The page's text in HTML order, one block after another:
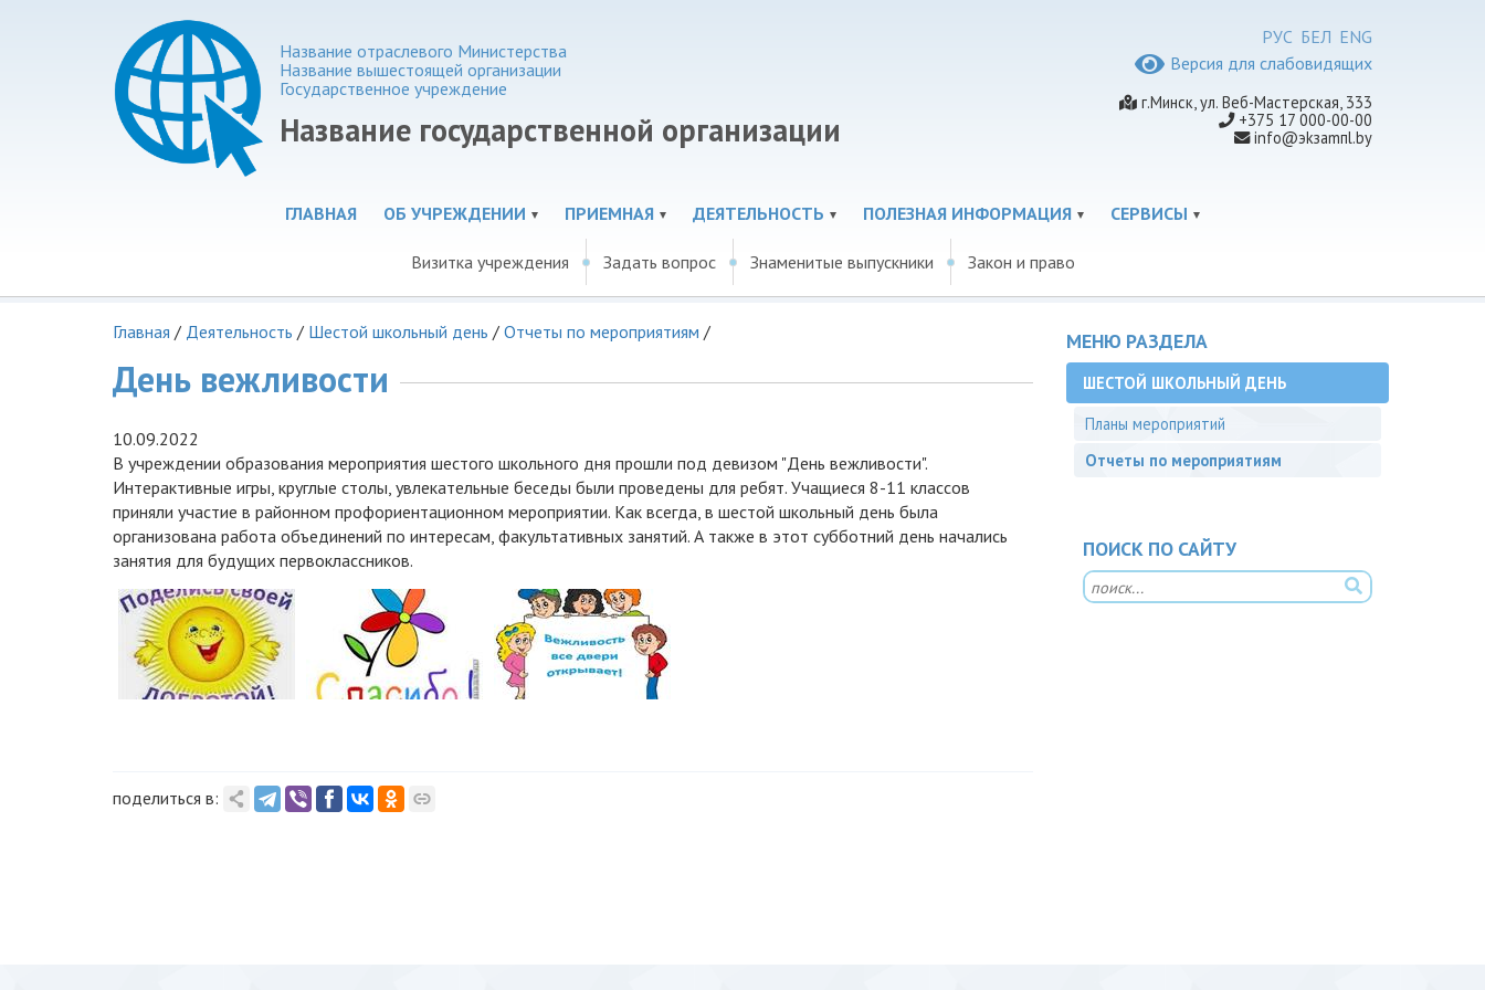
РУС БЕЛ ENG
Версия для слабовидящих
г.Минск, ул. Веб-Мастерская, 333
+375 17 000-00-00
info@эkзamпl.by
Название отраслевого Министерства
Название вышестоящей организации
Государственное учреждение
Название государственной организации
ГЛАВНАЯ ОБ УЧРЕЖДЕНИИ ПРИЕМНАЯ ДЕЯТЕЛЬНОСТЬ ПОЛЕЗНАЯ ИНФОРМАЦИЯ СЕРВИСЫ
Визитка учреждения Задать вопрос Знаменитые выпускники Закон и право
Главная / Деятельность / Шестой школьный день / Отчеты по мероприятиям /
День вежливости
10.09.2022
В учреждении образования мероприятия шестого школьного дня прошли под девизом "День вежливости".
Интерактивные игры, круглые столы, увлекательные беседы были проведены для ребят. Учащиеся 8-11 классов
приняли участие в районном профориентационном мероприятии. Как всегда, в шестой школьный день была
организована работа объединений по интересам, факультативных занятий. А также в этот субботний день начались
занятия для будущих первоклассников.
поделиться в:
МЕНЮ РАЗДЕЛА
ШЕСТОЙ ШКОЛЬНЫЙ ДЕНЬ
Планы мероприятий
Отчеты по мероприятиям
ПОИСК ПО САЙТУ